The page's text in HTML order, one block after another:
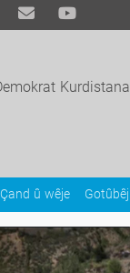
Kurdistana
Çand û wêje Gotûbêj